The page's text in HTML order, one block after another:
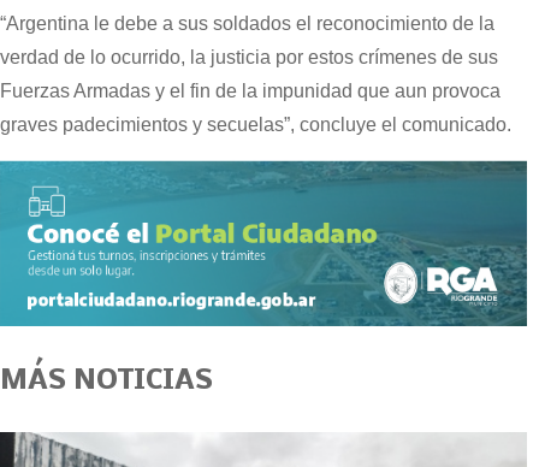
“Argentina le debe a sus soldados el reconocimiento de la
verdad de lo ocurrido, la justicia por estos crímenes de sus
Fuerzas Armadas y el fin de la impunidad que aun provoca
graves padecimientos y secuelas”, concluye el comunicado.
MÁS NOTICIAS